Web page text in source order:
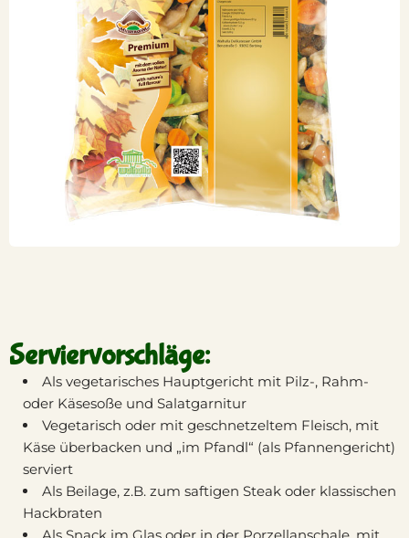
Serviervorschläge:
Als vegetarisches Hauptgericht mit Pilz-, Rahm-
oder Käsesoße und Salatgarnitur
Vegetarisch oder mit geschnetzeltem Fleisch, mit
Käse überbacken und „im Pfandl“ (als Pfannengericht)
serviert
Als Beilage, z.B. zum saftigen Steak oder klassischen
Hackbraten